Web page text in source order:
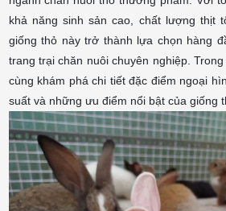
khả năng sinh sản cao, chất lượng thịt
giống thỏ này trở thành lựa chọn hàng
trang trại chăn nuôi chuyên nghiệp.
cùng khám phá chi tiết đặc điểm ngoại
suất và những ưu điểm nổi bật của giống